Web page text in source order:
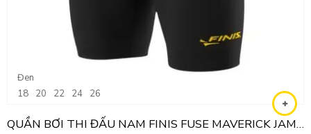
Đen
18
20 22 24 26
QUẦN BƠI THI ĐẤU NAM FINIS FUSE MAVERICK JAMMER